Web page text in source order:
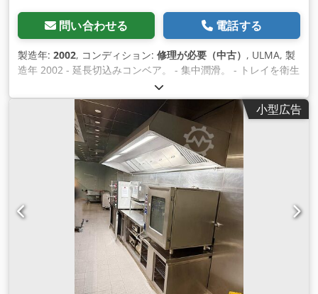
問い合わせる 電話する
製造年: 2002, コンディション: 修理が必要（中古） , ULMA, 製
造年 2002 - 延長切込みコンベア。 - 集中潤滑。 - トレイを衛生
的に洗浄 - インライン、90°、180°、...の重力式および電動式
出口コンベア。 - 1メートルシール装置の追加。 - 印刷フィルム
用自動画像センタリング装置 - 印刷バンド取り付け - 透明トレ
イ検知 - シーラークーラー Djdpfx Amjg H Tquegewa - その他
（お問い合わせください）。 中央処理施設（食肉、鶏肉、魚、
野菜、果物）および大量販売スーパーマーケットでのトレー包
装用に特別に開発された高性能包装機です。 及び大量のスーパ
ーマーケット用に開発された高性能包装機です。お客様のご要
望に応じた豊富な機種を取り揃えています。 その強度、信頼
性、操作の容易さ、自動サイズ変更により、最も生産的で汎用
性の高い機械となっています。 数種類のフィルムで包装するこ
とができます：PVC、ポリエチレン、ポリオレフィン。 技術的
特徴（機種による） - 1本または2本のフィルムロールを自動選
択。 - トレイ寸法の自動認識または手動 - フィルムの長さと幅
小型広告